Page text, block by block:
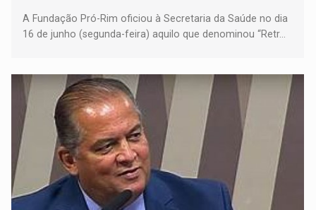
A Fundação Pró-Rim oficiou à Secretaria da Saúde no dia
16 de junho (segunda-feira) aquilo que denominou “Retr...